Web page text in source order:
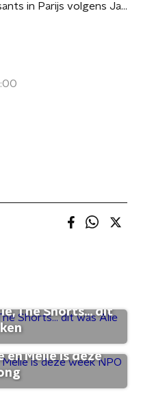
Waarom croissants in Parijs volgens Janny van der Heijden lekkerder zijn
The Shorts... dit
en Melle is deze